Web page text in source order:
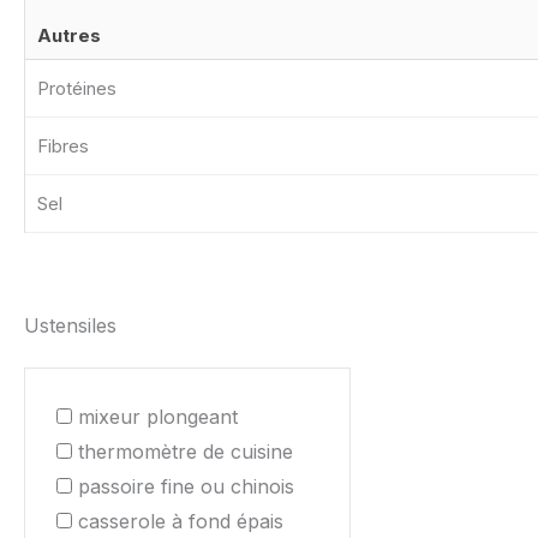
Autres
Protéines
Fibres
Sel
Ustensiles
mixeur plongeant
thermomètre de cuisine
passoire fine ou chinois
casserole à fond épais